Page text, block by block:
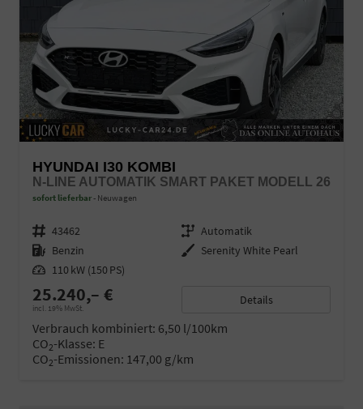
HYUNDAI I30 KOMBI
N-LINE AUTOMATIK SMART PAKET MODELL 26
sofort lieferbar Neuwagen
Fahrzeugnr. 43462 Getriebe Automatik
Kraftstoff Benzin Außenfarbe Serenity White Pearl
Leistung 110 kW (150 PS)
25.240,– €
incl. 19% MwSt.
Details
Verbrauch kombiniert: 6,50 l/100km
CO2-Klasse: E
CO2-Emissionen: 147,00 g/km